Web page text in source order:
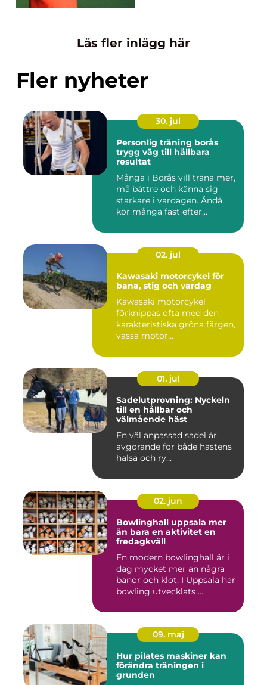
Läs fler inlägg här
Fler nyheter
30. jul
Personlig träning borås
trygg väg till hållbara
resultat
Många i Borås vill träna mer,
må bättre och känna sig
starkare i vardagen. Ändå
kör många fast efter...
02. jul
Kawasaki motorcykel för
bana, stig och vardag
Kawasaki motorcykel
förknippas ofta med den
karakteristiska gröna färgen,
vassa motor...
01. jul
Sadelutprovning: Nyckeln
till en hållbar och
välmående häst
En väl anpassad sadel är
avgörande för både hästens
hälsa och ry...
02. jun
Bowlinghall uppsala mer
än bara en aktivitet en
fredagkväll
En modern bowlinghall är i
dag mycket mer än några
banor och klot. I Uppsala har
bowling utvecklats ...
09. maj
Hur pilates maskiner kan
förändra träningen i
grunden